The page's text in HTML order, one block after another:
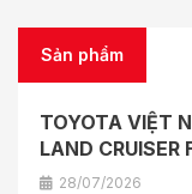
Sản phẩm
TOYOTA VIỆT
LAND CRUISER
28/07/2026